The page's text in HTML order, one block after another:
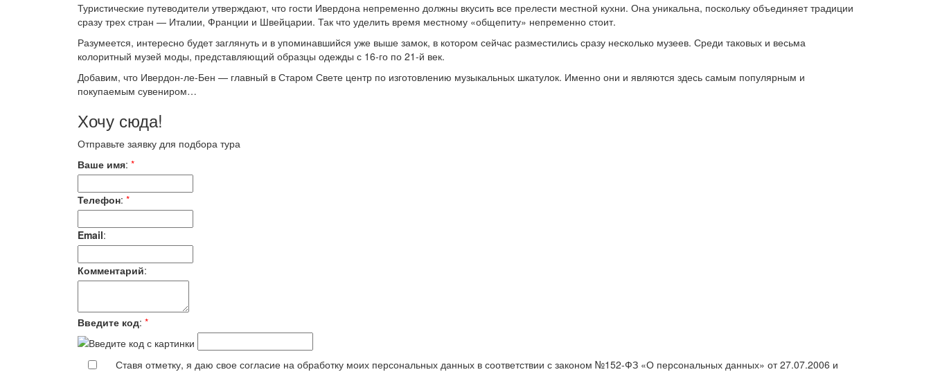
Туристические путеводители утверждают, что гости Ивердона непременно должны вкусить все прелести местной кухни. Она уникальна, поскольку объединяет традиции
сразу трех стран — Италии, Франции и Швейцарии. Так что уделить время местному «общепиту» непременно стоит.
Разумеется, интересно будет заглянуть и в упоминавшийся уже выше замок, в котором сейчас разместились сразу несколько музеев. Среди таковых и весьма
колоритный музей моды, представляющий образцы одежды с 16-го по 21-й век.
Добавим, что Ивердон-ле-Бен — главный в Старом Свете центр по изготовлению музыкальных шкатулок. Именно они и являются здесь самым популярным и
покупаемым сувениром…
Хочу сюда!
Отправьте заявку для подбора тура
Ваше имя: *
Телефон: *
Email:
Комментарий:
Введите код: *
Ставя отметку, я даю свое согласие на обработку моих персональных данных в соответствии с законом №152-ФЗ «О персональных данных» от 27.07.2006 и